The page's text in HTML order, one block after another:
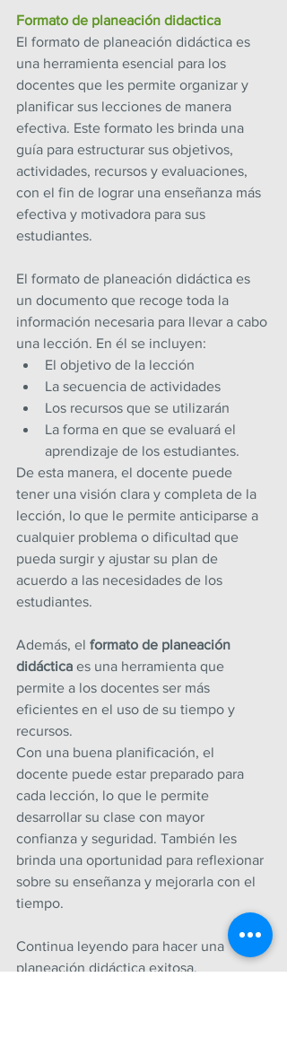
Formato de planeación didactica
El formato de planeación didáctica es
una herramienta esencial para los
docentes que les permite organizar y
planificar sus lecciones de manera
efectiva. Este formato les brinda una
guía para estructurar sus objetivos,
actividades, recursos y evaluaciones,
con el fin de lograr una enseñanza más
efectiva y motivadora para sus
estudiantes.
El formato de planeación didáctica es
un documento que recoge toda la
información necesaria para llevar a cabo
una lección. En él se incluyen:
El objetivo de la lección
La secuencia de actividades
Los recursos que se utilizarán
La forma en que se evaluará el
aprendizaje de los estudiantes.
De esta manera, el docente puede
tener una visión clara y completa de la
lección, lo que le permite anticiparse a
cualquier problema o dificultad que
pueda surgir y ajustar su plan de
acuerdo a las necesidades de los
estudiantes.
Además, el formato de planeación
didáctica es una herramienta que
permite a los docentes ser más
eficientes en el uso de su tiempo y
recursos.
Con una buena planificación, el
docente puede estar preparado para
cada lección, lo que le permite
desarrollar su clase con mayor
confianza y seguridad. También les
brinda una oportunidad para reflexionar
sobre su enseñanza y mejorarla con el
tiempo.
Continua leyendo para hacer una
planeación didáctica exitosa.